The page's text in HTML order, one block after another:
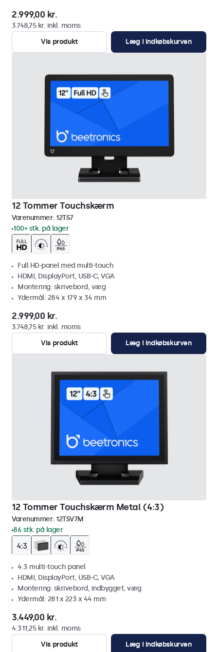
2.999,00 kr.
3.748,75 kr. inkl. moms
Vis produkt
Læg i indkøbskurven
12 Tommer Touchskærm
Varenummer: 12TS7
100+ stk. på lager
Full HD-panel med multi-touch
HDMI, DisplayPort, USB-C, VGA
Montering: skrivebord, væg
Ydermål: 284 x 179 x 34 mm
2.999,00 kr.
3.748,75 kr. inkl. moms
Vis produkt
Læg i indkøbskurven
12 Tommer Touchskærm Metal (4:3)
Varenummer: 12TSV7M
86 stk. på lager
4:3 multi-touch panel
HDMI, DisplayPort, USB-C, VGA
Montering: skrivebord, indbygget, væg
Ydermål: 281 x 223 x 44 mm
3.449,00 kr.
4.311,25 kr. inkl. moms
Vis produkt
Læg i indkøbskurven